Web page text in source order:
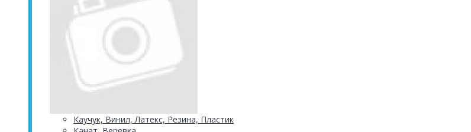
Каучук, Винил, Латекс, Резина, Пластик